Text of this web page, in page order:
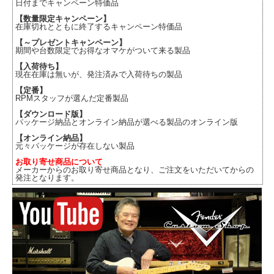
日付までキャンペーン特価品
【数量限定キャンペーン】
在庫切れとともに終了するキャンペーン特価品
【～プレゼントキャンペーン】
期間や台数限定でお得なオマケがついて来る製品
【入荷待ち】
現在在庫は無いが、発注済みで入荷待ちの製品
【定番】
RPMスタッフが選んだ定番製品
【ダウンロード版】
パッケージ納品とオンライン納品が選べる製品のオンライン版
【オンライン納品】
元々パッケージが存在しない製品
お取り寄せ商品について
メーカーからのお取り寄せ商品となり、ご注文をいただいてからの
発注となります。